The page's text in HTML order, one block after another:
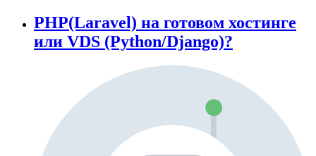
PHP(Laravel) на готовом хостинге
или VDS (Python/Django)?